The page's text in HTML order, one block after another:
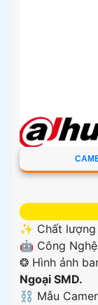
✨ Chất lượng
🤖️ Công
❂ Hình ảnh
Ngoại SMD.
⛓ Mẫu